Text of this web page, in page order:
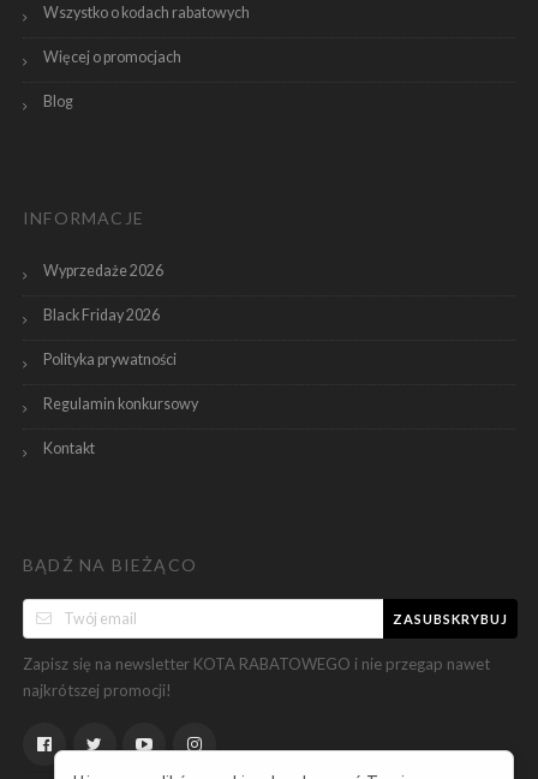
Wszystko o kodach rabatowych
Więcej o promocjach
Blog
INFORMACJE
Wyprzedaże 2026
Black Friday 2026
Polityka prywatności
Regulamin konkursowy
Kontakt
BĄDŹ NA BIEŻĄCO
ZASUBSKRYBUJ
Zapisz się na newsletter KOTA RABATOWEGO i nie przegap nawet
najkrótszej promocji!